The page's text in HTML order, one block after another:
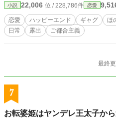
小説 22,006 位 / 228,786件 恋愛
恋愛 ハッピーエンド ギャグ ほ
日常
露出 ご都合主義
最終
7
お転婆姫はヤンデレ王太子か